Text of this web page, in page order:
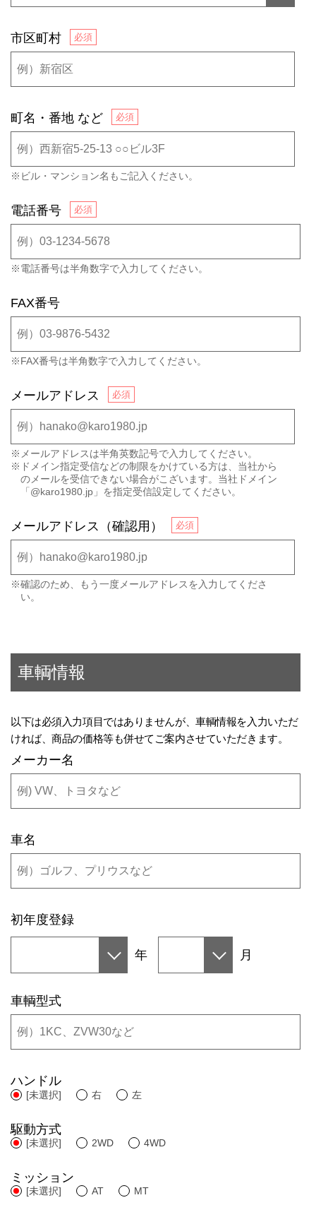
市区町村
町名・番地 など
※ビル・マンション名もご記入ください。
電話番号
※電話番号は半角数字で入力してください。
FAX番号
※FAX番号は半角数字で入力してください。
メールアドレス
※メールアドレスは半角英数記号で入力してください。
※ドメイン指定受信などの制限をかけている方は、当社から
のメールを受信できない場合がこざいます。当社ドメイン
「@karo1980.jp」を指定受信設定してください。
メールアドレス（確認用）
※確認のため、もう一度メールアドレスを入力してくださ
い。
車輌情報
以下は必須入力項目ではありませんが、車輌情報を入力いただ
ければ、商品の価格等も併せてご案内させていただきます。
メーカー名
車名
初年度登録
年 月
車輌型式
ハンドル
[未選択] 右 左
駆動方式
[未選択] 2WD 4WD
ミッション
[未選択] AT MT